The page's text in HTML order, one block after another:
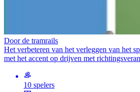
Door de tramrails
Het verbeteren van het verleggen van het
met het accent op drijven met
10 spelers